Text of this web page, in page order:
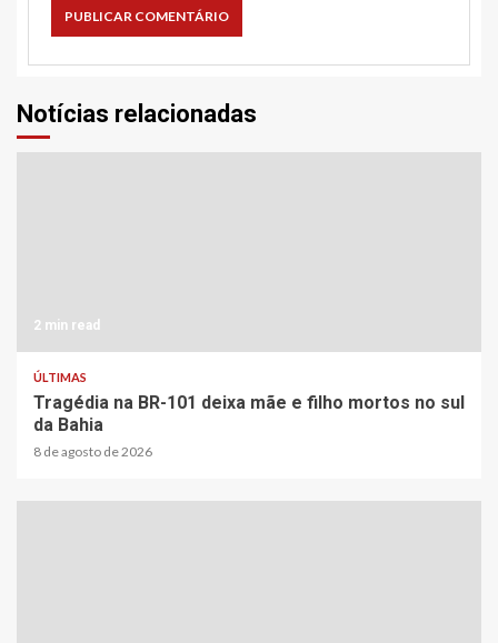
Notícias relacionadas
2 min read
ÚLTIMAS
Tragédia na BR-101 deixa mãe e filho mortos no sul
da Bahia
8 de agosto de 2026